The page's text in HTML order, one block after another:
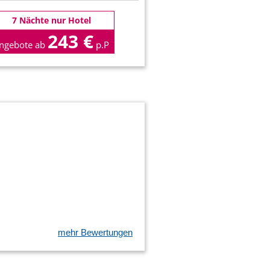
7 Nächte nur Hotel
ab 243 € p.P
mehr Bewertungen